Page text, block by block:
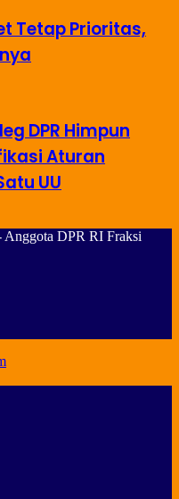
Tetap Prioritas,
DPR Himpun
Aturan
UU
DPR RI Fraksi